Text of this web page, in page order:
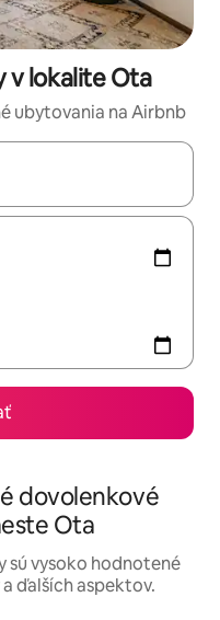
v lokalite Ota
ubytovania na Airbnb
si ich prechádzať
dovolenkové
Ota
sú vysoko hodnotené
ďalších aspektov.